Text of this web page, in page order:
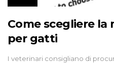
Come scegliere
per gatti
I veterinari consigliano di